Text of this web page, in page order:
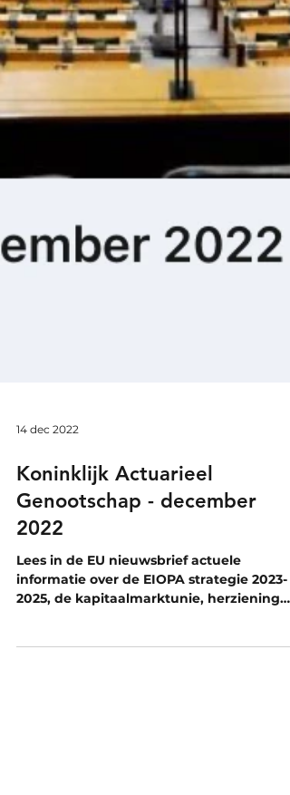
14 dec 2022
Koninklijk Actuarieel
Genootschap - december
2022
Lees in de EU nieuwsbrief actuele
2025, de kapitaalmarktunie, herziening